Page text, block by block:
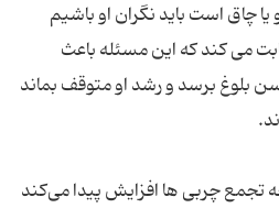
یا چاق است باید نگران او باشیم
می کند که این مسئله باعث
بلوغ برسد و رشد او متوقف بماند
تجمع چربی ها افزایش پیدا می‌کند